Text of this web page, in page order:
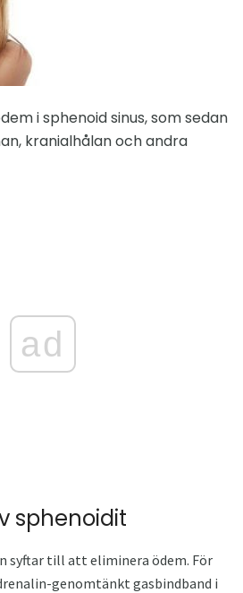
i sphenoid sinus, som sedan
kranialhålan och andra
ad
sphenoidit
syftar till att eliminera ödem. För
genomtänkt gasbindband i